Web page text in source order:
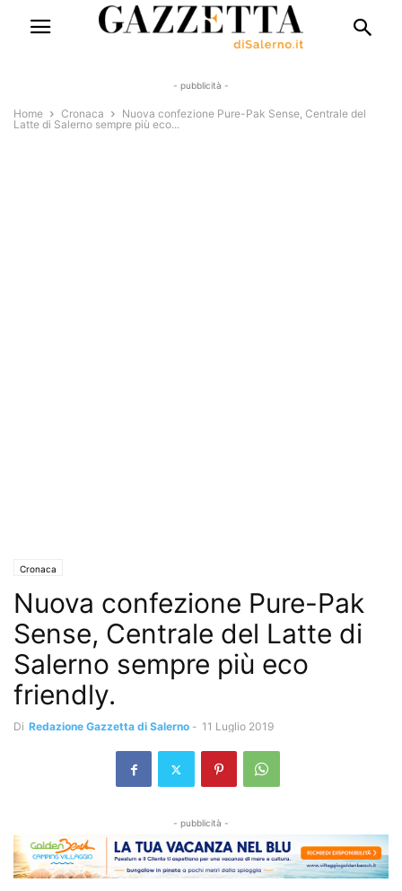
- pubblicità -
Home Cronaca
Nuova confezione Pure-Pak Sense, Centrale del
Latte di Salerno sempre più eco...
Cronaca
Nuova confezione Pure-Pak
Sense, Centrale del Latte di
Salerno sempre più eco
friendly.
Di Redazione Gazzetta di Salerno - 11 Luglio 2019
- pubblicità -